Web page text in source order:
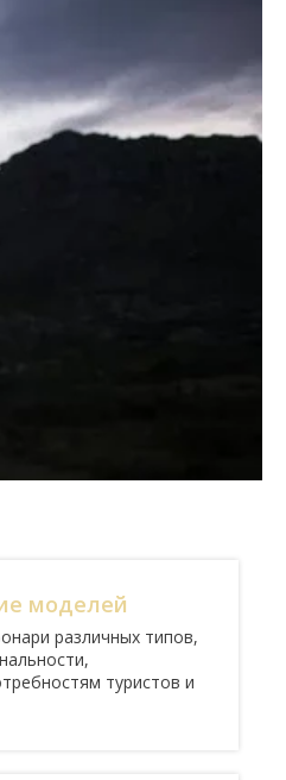
моделей
различных типов,
туристов и